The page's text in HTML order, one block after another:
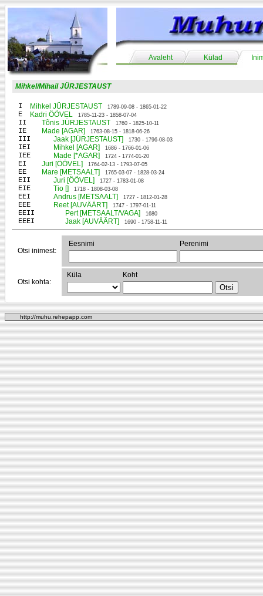
Avaleht Külad
Mihkel/Mihail JÜRJESTAUST
I Mihkel JÜRJESTAUST 1789-09-08 - 1865-01-22
E Kadri ÖÖVEL 1785-11-23 - 1858-07-04
II Tõnis JÜRJESTAUST 1760 - 1825-10-11
IE Made [AGAR] 1763-08-15 - 1818-06-26
III Jaak [JÜRJESTAUST] 1730 - 1796-08-03
IEI Mihkel [AGAR] 1686 - 1766-01-06
IEE Made [*AGAR] 1724 - 1774-01-20
EI Juri [ÖÖVEL] 1764-02-13 - 1793-07-05
EE Mare [METSAALT] 1765-03-07 - 1828-03-24
EII Juri [ÖÖVEL] 1727 - 1783-01-08
EIE Tio [] 1718 - 1808-03-08
EEI Andrus [METSAALT] 1727 - 1812-01-28
EEE Reet [AUVÄÄRT] 1747 - 1797-01-11
EEII Pert [METSAALT/VAGA] 1680
EEEI Jaak [AUVÄÄRT] 1690 - 1758-11-11
Otsi inimest:
Eesnimi Perenimi
Otsi kohta:
Küla Koht
http://muhu.rehepapp.com